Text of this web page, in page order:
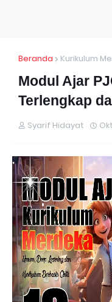
Beranda Kurikulum
Modul Ajar
Terlengkap
Syarif Hidayat